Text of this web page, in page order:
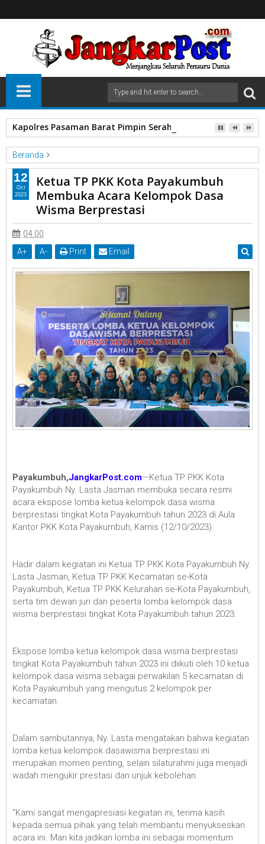
Kapolres Pasaman Barat Pimpin Serah Terima Jabatan PJU
Beranda
Acara Dasa Wisma Berprestasi.
Ketua TP PKK
Kota Payakumbuh
Ny Lasta Jasman
Ketua TP PKK Kota Payakumbuh Membuka Acara Kelompok
Dasa Wisma Berprestasi
Ketua TP PKK Kota Payakumbuh
Membuka Acara Kelompok Dasa
Wisma Berprestasi
04.00
A+ A- Print Email
Payakumbuh,JangkarPost.com—Ketua TP PKK Kota
Payakumbuh Ny. Lasta Jasman membuka secara resmi
acara ekspose lomba ketua kelompok dasa wisma
berprestasi tingkat Kota Payakumbuh tahun 2023 di Aula
Kantor PKK Kota Payakumbuh, Kamis (12/10/2023).
Hadir dalam kegiatan ini Ketua TP PKK Kota Payakumbuh Ny.
Lasta Jasman, Ketua TP PKK Kecamatan se-Kota
Payakumbuh, Ketua TP PKK Kelurahan se-Kota Payakumbuh,
serta tim dewan juri dan peserta lomba kelompok dasa
wisma berprestasi tingkat Kota Payakumbuh tahun 2023.
Ekspose lomba ketua kelompok dasa wisma berprestasi
tingkat Kota Payakumbuh tahun 2023 ini diikuti oleh 10 ketua
kelompok dasa wisma sebagai perwakilan 5 kecamatan di
Kota Payakumbuh yang mengutus 2 kelompok per
kecamatan.
Dalam sambutannya, Ny. Lasta mengatakan bahwa kegiatan
lomba ketua kelompok dasawisma berprestasi ini
merupakan momen penting, selain silaturahmi juga menjadi
wadah mengukir prestasi dan unjuk kebolehan.
"Kami sangat mengapresiasi kegiatan ini, terima kasih
kepada semua pihak yang telah membantu menyukseskan
acara ini. Mari kita jadikan lomba ini sebagai momentum
12
Oct
2023